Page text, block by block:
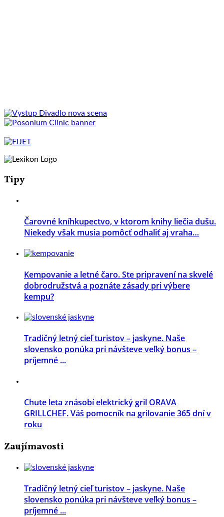
Tipy
Čarovné kníhkupectvo, v ktorom knihy liečia dušu.
Niekedy však musia pomôcť odhaliť aj vraha…
Kempovanie a letné čaro. Ste pripravení na skvelé
dobrodružstvá a poznáte zásady pri výbere
kempu?
Tradičný letný cieľ turistov – jaskyne. Naše
slovensko ponúka pri návšteve veľký bonus –
príjemné ...
Chute leta znásobí elektrický gril ORAVA
GRILLCHEF. Váš pomocník na grilovanie 365 dní v
roku
Zaujímavosti
Tradičný letný cieľ turistov – jaskyne. Naše
slovensko ponúka pri návšteve veľký bonus –
príjemné ...